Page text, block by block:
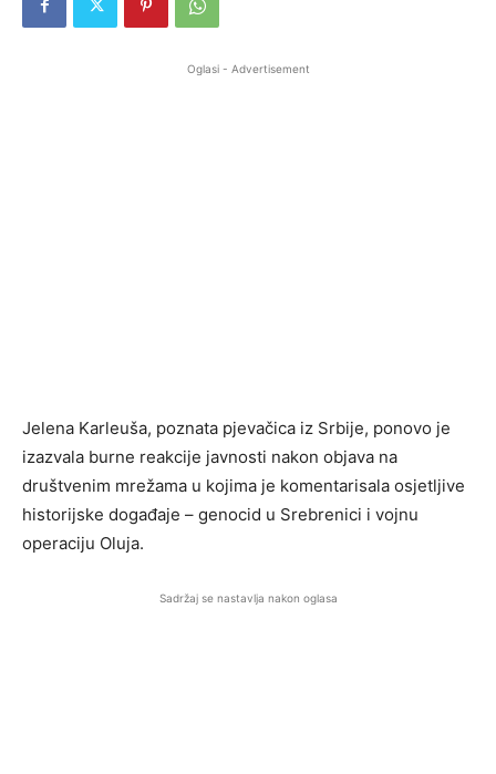
Oglasi - Advertisement
Jelena Karleuša, poznata pjevačica iz Srbije, ponovo je
izazvala burne reakcije javnosti nakon objava na
društvenim mrežama u kojima je komentarisala osjetljive
historijske događaje – genocid u Srebrenici i vojnu
operaciju Oluja.
Sadržaj se nastavlja nakon oglasa